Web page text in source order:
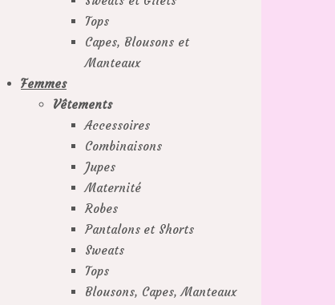
Tops
Capes, Blousons et
Manteaux
Femmes
Vêtements
Accessoires
Combinaisons
Jupes
Maternité
Robes
Pantalons et Shorts
Sweats
Tops
Blousons, Capes, Manteaux